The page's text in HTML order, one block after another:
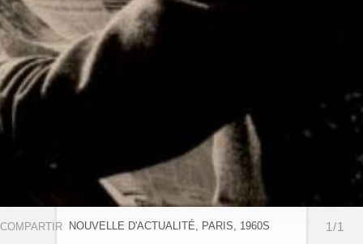
COMPARTIR 1/1
NOUVELLE D'ACTUALITÉ, PARIS, 1960S